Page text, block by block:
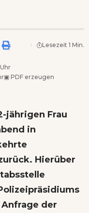
▣ PDF erzeugen
Lesezeit 1 Min.
jährigen Frau
in
Hierüber
Anfrage der